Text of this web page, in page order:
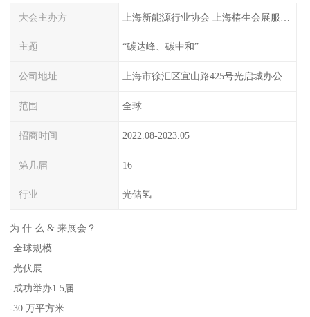
大会主办方
主题 “碳达峰、碳中和”
公司地址 上海市徐汇区宜山路425号光启城办公楼905-907室
范围 全球
招商时间 2022.08-2023.05
第几届 16
行业 光储氢
为 什 么 & 来展会？
-全球规模
-光伏展
-成功举办1 5届
-30 万平方米